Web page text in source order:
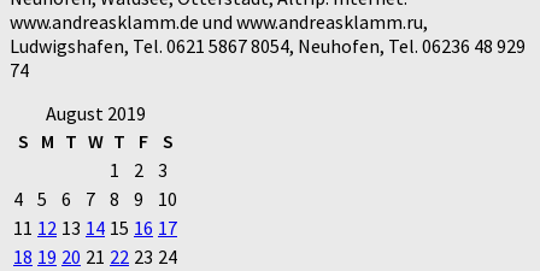
www.andreasklamm.de und www.andreasklamm.ru,
Ludwigshafen, Tel. 0621 5867 8054, Neuhofen, Tel. 06236 48 929
74
August 2019
S M T W T F S
1
2 3
4 5 6 7 8 9
10
11 12 13 14 15 16 17
18 19 20 21 22 23 24